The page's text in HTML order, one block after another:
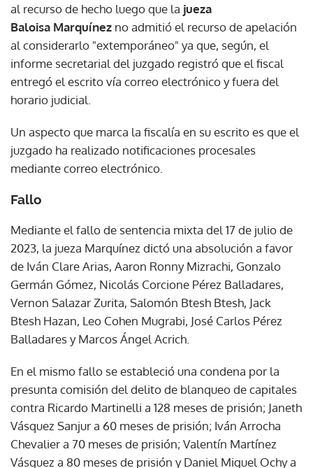
al recurso de hecho luego que la jueza
Baloisa Marquínez no admitió el recurso de apelación
al considerarlo "extemporáneo" ya que, según, el
informe secretarial del juzgado registró que el fiscal
entregó el escrito vía correo electrónico y fuera del
horario judicial.
Un aspecto que marca la fiscalía en su escrito es que el
juzgado ha realizado notificaciones procesales
mediante correo electrónico.
Fallo
Mediante el fallo de sentencia mixta del 17 de julio de
2023, la jueza Marquínez dictó una absolución a favor
de Iván Clare Arias, Aaron Ronny Mizrachi, Gonzalo
Germán Gómez, Nicolás Corcione Pérez Balladares,
Vernon Salazar Zurita, Salomón Btesh Btesh, Jack
Btesh Hazan, Leo Cohen Mugrabi, José Carlos Pérez
Balladares y Marcos Ángel Acrich.
En el mismo fallo se estableció una condena por la
presunta comisión del delito de blanqueo de capitales
contra Ricardo Martinelli a 128 meses de prisión; Janeth
Vásquez Sanjur a 60 meses de prisión; Iván Arrocha
Chevalier a 70 meses de prisión; Valentín Martínez
Vásquez a 80 meses de prisión y Daniel Miguel Ochy a